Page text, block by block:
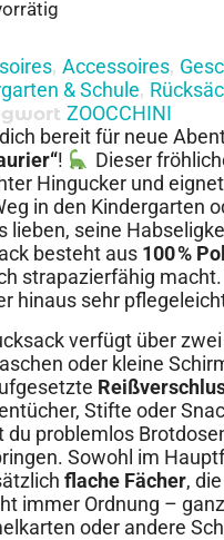
, Accessoires,
& Schule,
ZOOCCHINI
bereit für neue
!
Dieser
Hingucker und
in den Kindergarten
lieben, seine
besteht aus 100 %
strapazierfähig
hinaus sehr
verfügt über zwei
oder kleine
Stifte oder
du problemlos
Sowohl im
flache Fächer,
immer Ordnung –
oder andere